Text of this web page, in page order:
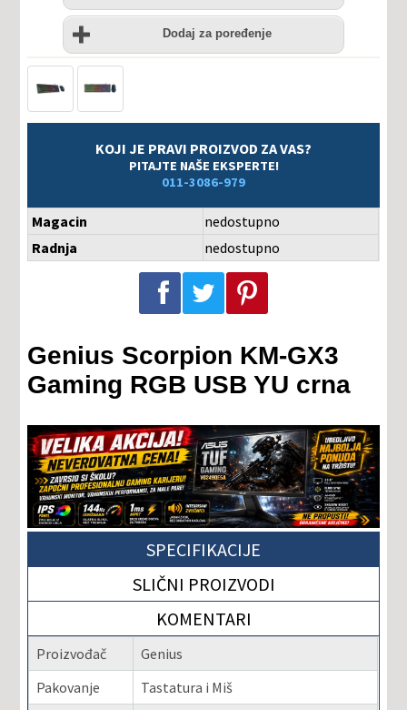
listu
želja
Uporedi
Dodaj za poređenje
KOJI JE PRAVI PROIZVOD ZA VAS?
PITAJTE NAŠE EKSPERTE!
011-3086-979
Magacin
nedostupno
Radnja
nedostupno
Podeli na Facebook-u Podeli na Twitter-u Podeli na Pinterest-u
Genius Scorpion KM-GX3
Gaming RGB USB YU crna
SPECIFIKACIJE
SLIČNI PROIZVODI
KOMENTARI
Proizvođač
Genius
Pakovanje
Tastatura i Miš